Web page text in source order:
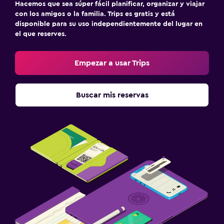
Hacemos que sea súper fácil planificar, organizar y viajar
con los amigos o la familia. Trips es gratis y está
disponible para su uso independientemente del lugar en
el que reserves.
Empezar a usar Trips
Buscar mis reservas